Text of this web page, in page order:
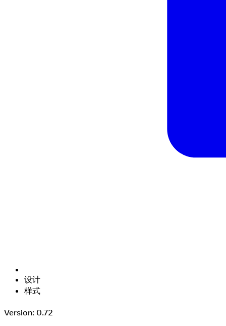
设计
样式
Version: 0.72